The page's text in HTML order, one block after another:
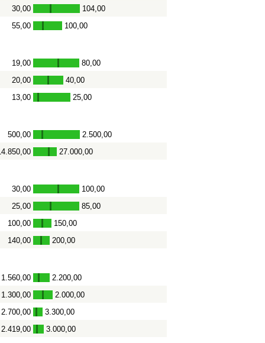
30,00
-
104,00
55,00
- 100,00
19,00 -
80,00
20,00
-
40,00
13,00
- 25,00
500,00 -
2.500,00
- 27.000,00
30,00 -
100,00
25,00
-
85,00
100,00
-
150,00
140,00
- 200,00
1.560,00 -
2.200,00
1.300,00
-
2.000,00
2.700,00 -
3.300,00
2.419,00
- 3.000,00